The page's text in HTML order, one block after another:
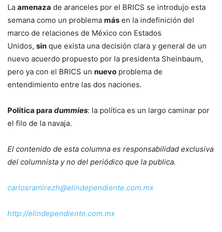
La amenaza de aranceles por el BRICS se introdujo esta
semana como un problema más en la indefinición del
marco de relaciones de México con Estados
Unidos, sin que exista una decisión clara y general de un
nuevo acuerdo propuesto por la presidenta Sheinbaum,
pero ya con el BRICS un nuevo problema de
entendimiento entre las dos naciones.
Política para dummies: la política es un largo caminar por
el filo de la navaja.
El contenido de esta columna es responsabilidad exclusiva
del columnista y no del periódico que la publica.
carlosramirezh@elindependiente.com.mx
http://elindependiente.com.mx